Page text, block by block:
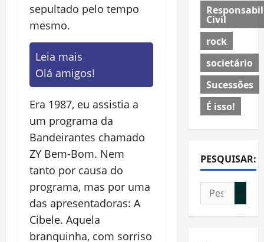
sepultado pelo tempo
mesmo.
Leia mais
Olá amigos!
Era 1987, eu assistia a
um programa da
Bandeirantes chamado
ZY Bem-Bom. Nem
tanto por causa do
programa, mas por uma
das apresentadoras: A
Cibele. Aquela
branquinha, com sorriso
Civil
rock
societário
Sucessões
É isso!
PESQUISAR:
Pesquisar
por: